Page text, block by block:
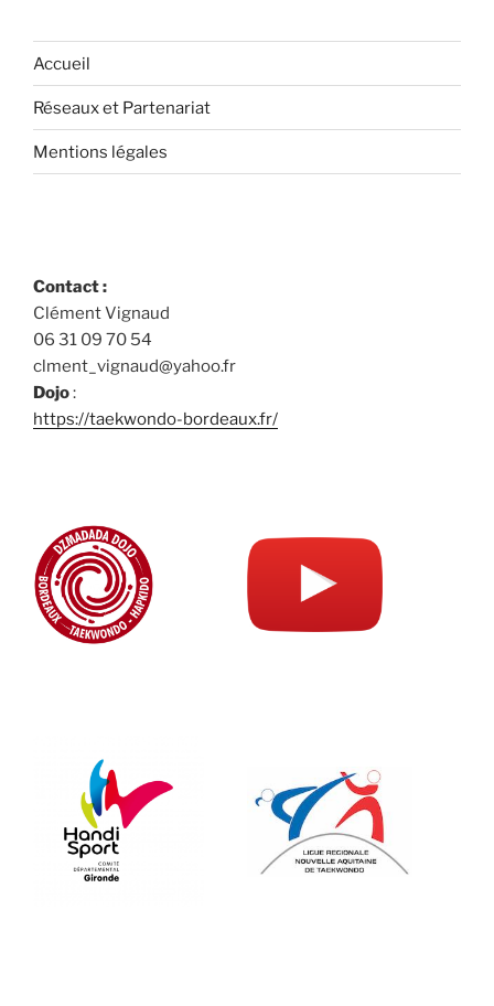
Accueil
Réseaux et Partenariat
Mentions légales
Contact :
Clément Vignaud
06 31 09 70 54
clment_vignaud@yahoo.fr
Dojo:
https://taekwondo-bordeaux.fr/